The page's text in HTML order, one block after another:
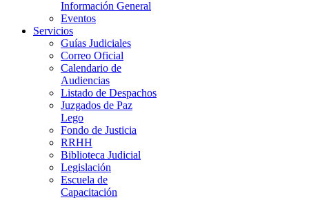
Información General
Eventos
Servicios
Guías Judiciales
Correo Oficial
Calendario de
Audiencias
Listado de Despachos
Juzgados de Paz
Lego
Fondo de Justicia
RRHH
Biblioteca Judicial
Legislación
Escuela de
Capacitación